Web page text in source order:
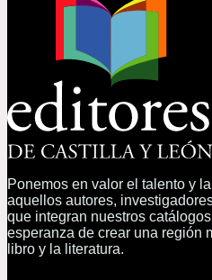
Ponemos en valor el talento y
aquellos autores,
que integran nuestros
esperanza de crear una región
libro y la literatura.